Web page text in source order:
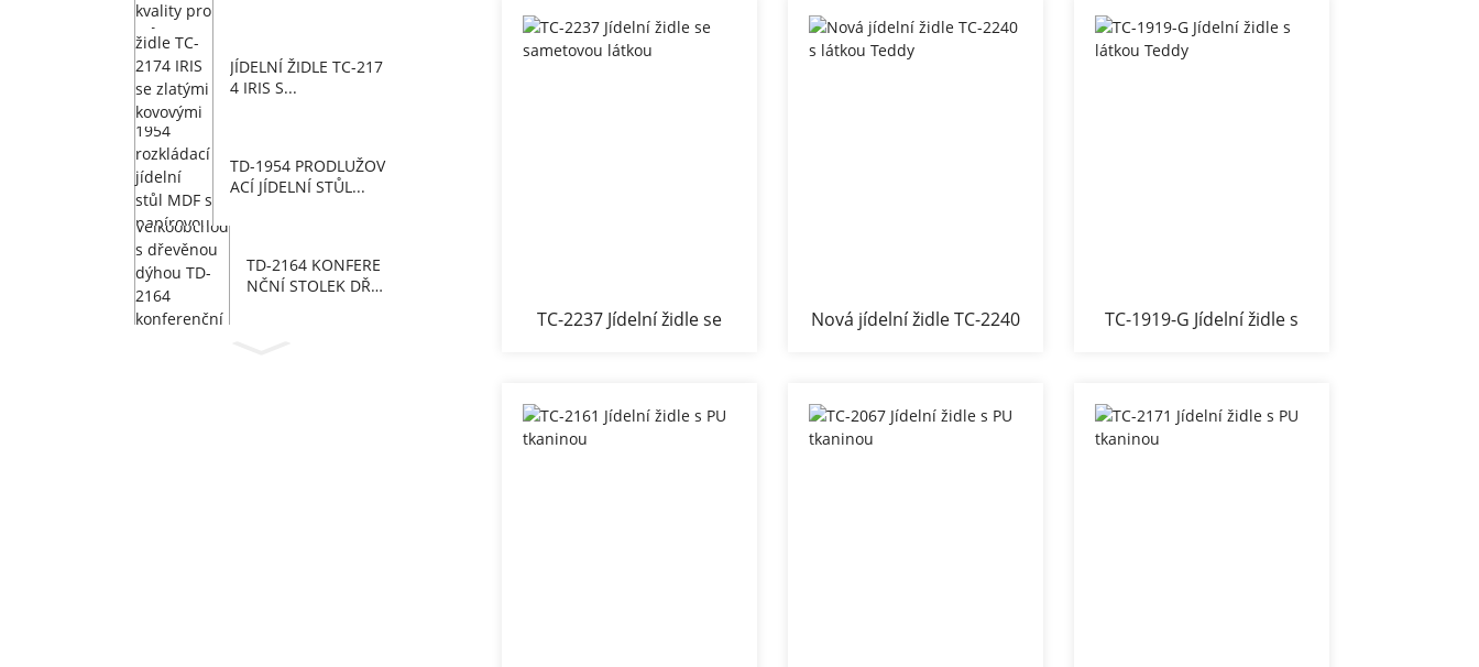
JÍDELNÍ ŽIDLE TC-217
4 IRIS S...
TD-1954 PRODLUŽOV
ACÍ JÍDELNÍ STŮL...
TD-2164 KONFERE
NČNÍ STOLEK DŘE
TC-2237 Jídelní židle se
Nová jídelní židle TC-2240
TC-1919-G Jídelní židle s